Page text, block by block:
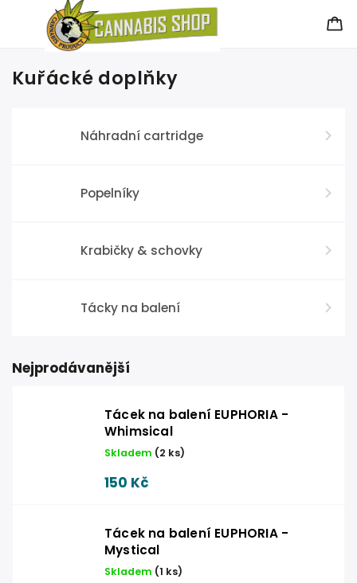
Kuřácké doplňky
Náhradní cartridge
Popelníky
Krabičky & schovky
Tácky na balení
Nejprodávanější
Tácek na balení EUPHORIA -
Whimsical
Skladem (2 ks)
150 Kč
Tácek na balení EUPHORIA -
Mystical
Skladem (1 ks)